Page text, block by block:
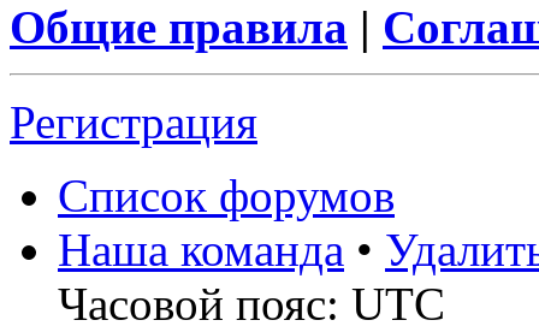
Общие правила |
Регистрация
Список форумов
Наша команда •
Часовой пояс: UTC